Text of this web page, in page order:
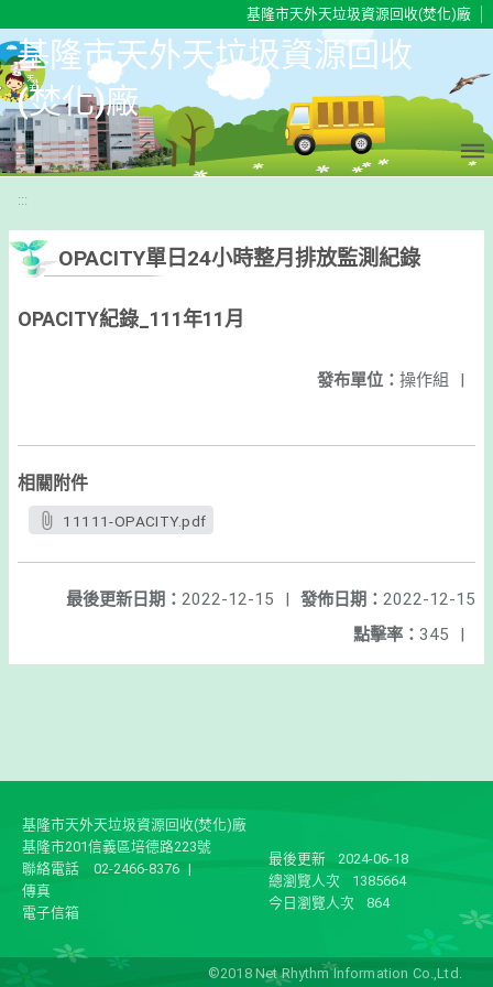
基隆市天外天垃圾資源回收(焚化)廠
基隆市天外天垃圾資源回收
(焚化)廠
:::
OPACITY單日24小時整月排放監測紀錄
OPACITY紀錄_111年11月
發布單位： 操作組 |
相關附件
11111-OPACITY.pdf
發佈日期： 2022-12-15
最後更新日期： 2022-12-15
|
點擊率： 345 |
基隆市天外天垃圾資源回收(焚化)廠
基隆市201信義區培德路223號
聯絡電話
02-2466-8376 |
傳真
電子信箱
最後更新
2024-06-18
總瀏覽人次
1385664
今日瀏覽人次
864
©2018 Net Rhythm Information Co.,Ltd.